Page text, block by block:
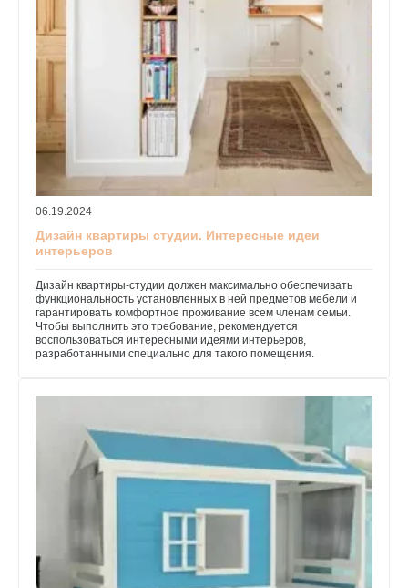
06.19.2024
Дизайн квартиры студии. Интересные идеи
интерьеров
Дизайн квартиры-студии должен максимально обеспечивать
функциональность установленных в ней предметов мебели и
гарантировать комфортное проживание всем членам семьи.
Чтобы выполнить это требование, рекомендуется
воспользоваться интересными идеями интерьеров,
разработанными специально для такого помещения.